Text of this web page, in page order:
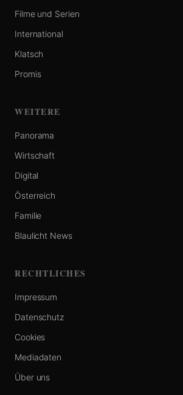
Filme und Serien
International
Klatsch
Promis
WEITERE
Panorama
Wirtschaft
Digital
Österreich
Familie
Blaulicht News
RECHTLICHES
Impressum
Datenschutz
Cookies
Mediadaten
Über uns